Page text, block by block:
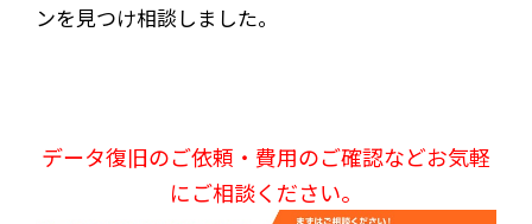
ンを見つけ相談しました。
データ復旧のご依頼・費用のご確認などお気軽
にご相談ください。